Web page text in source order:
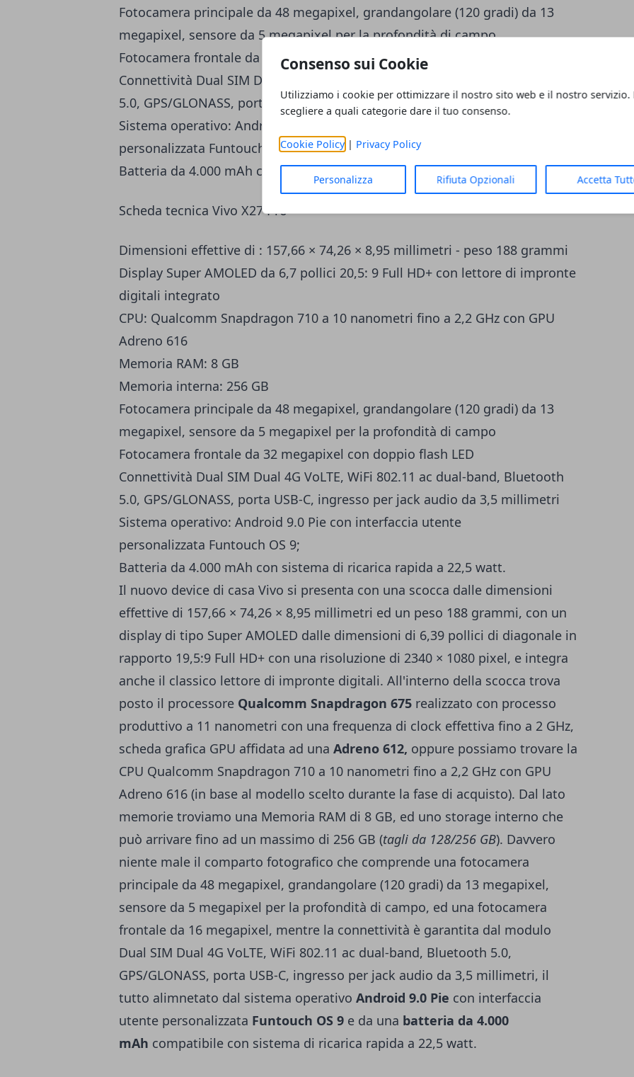
Consenso sui Cookie
Utilizziamo i cookie per ottimizzare il nostro sito web e il nostro servizio.
scegliere a quali categorie dare il tuo consenso.
Cookie Policy| Privacy Policy
Personalizza Rifiuta Opzionali Accetta
Fotocamera principale da 48 megapixel, grandangolare (120 gradi) da 13
megapixel, sensore da 5 megapixel per la profondità di campo
Fotocamera frontale da 16 megapixel
Connettività Dual SIM Dual 4G VoLTE, WiFi 802.11 ac dual-band, Bluetooth
5.0, GPS/GLONASS, porta USB-C, ingresso per jack audio da 3,5 millimetri
Sistema operativo: Android 9.0 Pie con interfaccia utente
personalizzata Funtouch OS 9;
Batteria da 4.000 mAh con sistema di ricarica rapida a 22,5 watt.
Scheda tecnica Vivo X27 Pro
Dimensioni effettive di : 157,66 × 74,26 × 8,95 millimetri - peso 188 grammi
Display Super AMOLED da 6,7 pollici 20,5: 9 Full HD+ con lettore di impronte
digitali integrato
CPU: Qualcomm Snapdragon 710 a 10 nanometri fino a 2,2 GHz con GPU
Adreno 616
Memoria RAM: 8 GB
Memoria interna: 256 GB
Fotocamera principale da 48 megapixel, grandangolare (120 gradi) da 13
megapixel, sensore da 5 megapixel per la profondità di campo
Fotocamera frontale da 32 megapixel con doppio flash LED
Connettività Dual SIM Dual 4G VoLTE, WiFi 802.11 ac dual-band, Bluetooth
5.0, GPS/GLONASS, porta USB-C, ingresso per jack audio da 3,5 millimetri
Sistema operativo: Android 9.0 Pie con interfaccia utente
personalizzata Funtouch OS 9;
Batteria da 4.000 mAh con sistema di ricarica rapida a 22,5 watt.
Il nuovo device di casa Vivo si presenta con una scocca dalle dimensioni
effettive di 157,66 × 74,26 × 8,95 millimetri ed un peso 188 grammi, con un
display di tipo Super AMOLED dalle dimensioni di 6,39 pollici di diagonale in
rapporto 19,5:9 Full HD+ con una risoluzione di 2340 × 1080 pixel, e integra
anche il classico lettore di impronte digitali. All'interno della scocca trova
posto il processore Qualcomm Snapdragon 675 realizzato con processo
produttivo a 11 nanometri con una frequenza di clock effettiva fino a 2 GHz,
scheda grafica GPU affidata ad una Adreno 612, oppure possiamo trovare la
CPU Qualcomm Snapdragon 710 a 10 nanometri fino a 2,2 GHz con GPU
Adreno 616 (in base al modello scelto durante la fase di acquisto). Dal lato
memorie troviamo una Memoria RAM di 8 GB, ed uno storage interno che
può arrivare fino ad un massimo di 256 GB (tagli da 128/256 GB). Davvero
niente male il comparto fotografico che comprende una fotocamera
principale da 48 megapixel, grandangolare (120 gradi) da 13 megapixel,
sensore da 5 megapixel per la profondità di campo, ed una fotocamera
frontale da 16 megapixel, mentre la connettività è garantita dal modulo
Dual SIM Dual 4G VoLTE, WiFi 802.11 ac dual-band, Bluetooth 5.0,
GPS/GLONASS, porta USB-C, ingresso per jack audio da 3,5 millimetri, il
tutto alimnetato dal sistema operativo Android 9.0 Pie con interfaccia
utente personalizzata Funtouch OS 9 e da una batteria da 4.000
mAh compatibile con sistema di ricarica rapida a 22,5 watt.